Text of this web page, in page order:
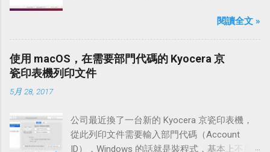
裝，首先可以輸入 sudo apt-get install ibus-
table-cangjie3 #這是安樣第三代倉頡輸入法
閱讀全文 »
使用 macOS，在需要部門代碼的 Kyocera 京
瓷印表機列印文件
5月 28, 2017
公司最近換了一台新的 Kyocera 京瓷印表機，
從此列印文件需要輸入部門代碼（Account
ID），Windows 的話就是裝程式，基本上不用